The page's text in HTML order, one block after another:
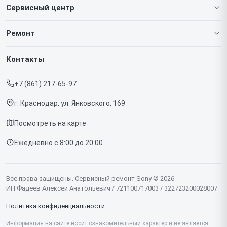
Сервисный центр
О нашем сервисе
Срочный ремонт
Доставка и способы оплаты
Диагностика
Контакты
Ремонт
Игровых приставок
Саундбаров
Контакты
+7 (861) 217-65-97
г. Краснодар, ул. Янковского, 169
Посмотреть на карте
Ежедневно с 8:00 до 20:00
Все права защищены. Сервисный ремонт Sony © 2026
ИП Фадеев Алексей Анатольевич / 721100717003 / 322723200028007
Политика конфиденциальности
Информация на сайте носит ознакомительный характер и не является